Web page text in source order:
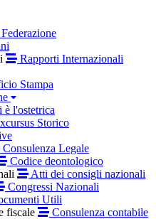
Rapporti Internazionali
Stampa
è l'ostetrica
Storico
Consulenza Legale
Codice deontologico
Atti dei consigli nazionali
Congressi Nazionali
Utili
fiscale
Consulenza contabile